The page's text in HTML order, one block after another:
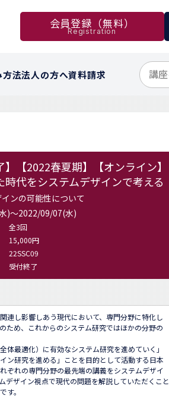
会員登録（無料）
Registration
方法法人の方へ資料請求
】【2022春夏期】【オンライン】
時代をシステムデザインで考える
ンの可能性について
)～2022/09/07(水)
全3回
15,000円
22SSC09
受付終了
連し影響しあう現代において、専門分野に特化し
ため、これからのシステム研究ではほかの分野の
最適化）に有効なシステム研究を進めていく」
ン研究を進める」ことを目的として活動する日本
ぞれの専門分野の最先端の講義をシステムデザイ
デザイン視点で現代の問題を解説していただくこと
す。